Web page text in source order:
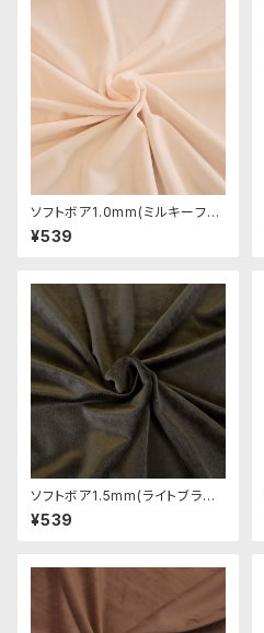
ソフトボア1.0mm(ミルキーフレ
ッシュ)SSB103 ぬいぐるみ用短
毛ボア生地 20cm
¥539
ソフトボア1.5mm(ライトブラッ
ク)SB040 ぬいぐるみ用短毛ボ
ア生地 20cm
¥539